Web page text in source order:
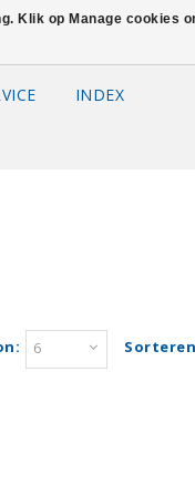
INDEX
6
Klik op Manage cookies